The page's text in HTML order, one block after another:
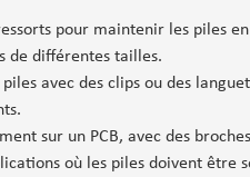
pour maintenir les piles
de différentes tailles.
avec des clips ou des
sur un PCB, avec des
où les piles doivent être